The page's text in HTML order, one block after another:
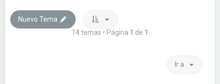
Nuevo Tema
14 temas • Página 1 de 1
Ir a